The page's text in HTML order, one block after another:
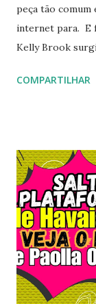
peça tão comum
internet para. E
Kelly Brook
que se tornou
“estilo real da
totalmente
que moda não
que até as
acessíveis que
que esse look
Top preto, por
brasileiro e
COMPARTILHAR